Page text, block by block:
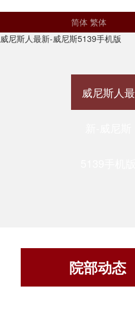
简体 繁体
威尼斯人最新-威尼斯5139手机版
威尼斯人最
院部动态